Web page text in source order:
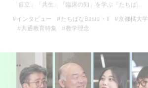
「自立」「共生」「臨床の知」を学ぶ『たちば…
#インタビュー
#たちばなBasisⅠ・Ⅱ #京都橘大学
#共通教育特集
#教学理念